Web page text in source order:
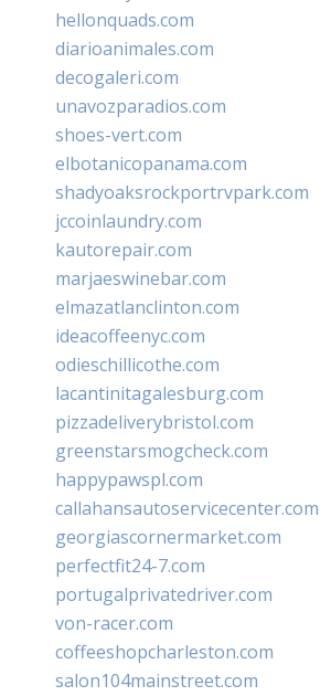
hellonquads.com
diarioanimales.com
decogaleri.com
unavozparadios.com
shoes-vert.com
elbotanicopanama.com
shadyoaksrockportrvpark.com
jccoinlaundry.com
kautorepair.com
marjaeswinebar.com
elmazatlanclinton.com
ideacoffeenyc.com
odieschillicothe.com
lacantinitagalesburg.com
pizzadeliverybristol.com
greenstarsmogcheck.com
happypawspl.com
callahansautoservicecenter.com
georgiascornermarket.com
perfectfit24-7.com
portugalprivatedriver.com
von-racer.com
coffeeshopcharleston.com
salon104mainstreet.com